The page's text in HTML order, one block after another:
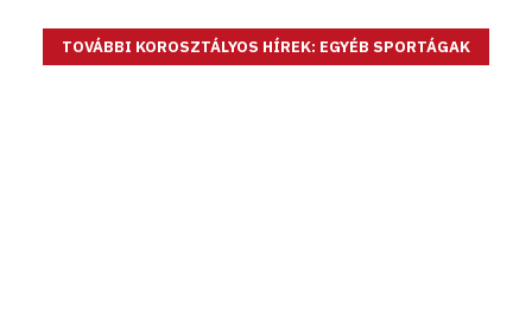
TOVÁBBI KOROSZTÁLYOS HÍREK: EGYÉB SPORTÁGAK